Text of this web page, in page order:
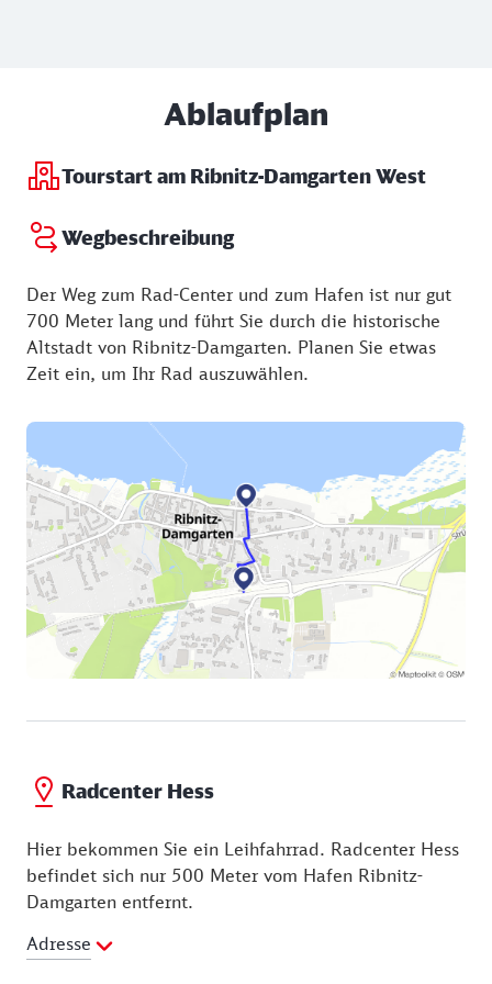
Ablaufplan
Tourstart am Ribnitz-Damgarten West
Wegbeschreibung
Der Weg zum Rad-Center und zum Hafen ist nur gut
700 Meter lang und führt Sie durch die historische
Altstadt von Ribnitz-Damgarten. Planen Sie etwas
Zeit ein, um Ihr Rad auszuwählen.
Radcenter Hess
Hier bekommen Sie ein Leihfahrrad. Radcenter Hess
befindet sich nur 500 Meter vom Hafen Ribnitz-
Damgarten entfernt.
Adresse